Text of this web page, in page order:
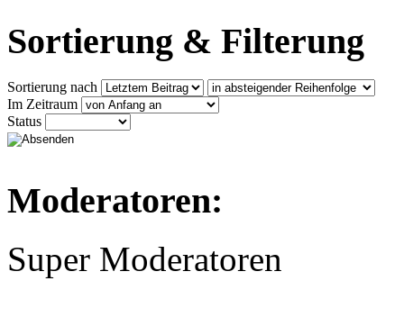
Sortierung & Filterung
Sortierung nach
Im Zeitraum
Status
Moderatoren:
Super Moderatoren